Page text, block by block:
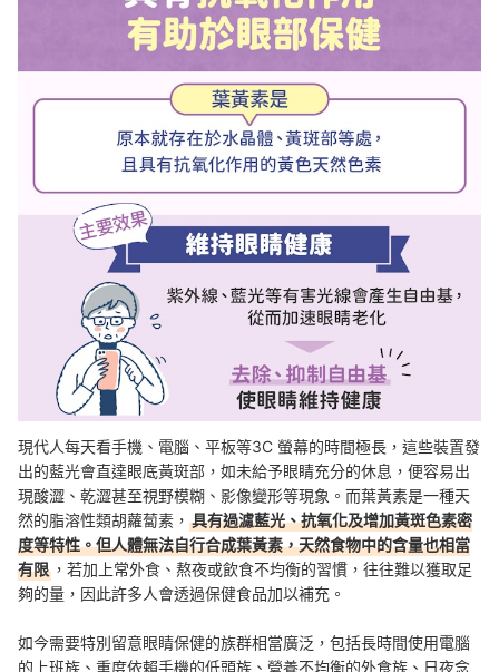
現代人每天看手機、電腦、平板等3C 螢幕的時間極長，這些裝置發
出的藍光會直達眼底黃斑部，如未給予眼睛充分的休息，便容易出
現酸澀、乾澀甚至視野模糊、影像變形等現象。而葉黃素是一種天
然的脂溶性類胡蘿蔔素， 具有過濾藍光、抗氧化及增加黃斑色素密
度等特性。但人體無法自行合成葉黃素，天然食物中的含量也相當
有限 ，若加上常外食、熬夜或飲食不均衡的習慣，往往難以獲取足
夠的量，因此許多人會透過保健食品加以補充。
如今需要特別留意眼睛保健的族群相當廣泛，包括長時間使用電腦
的上班族、重度依賴手機的低頭族、營養不均衡的外食族、日夜念